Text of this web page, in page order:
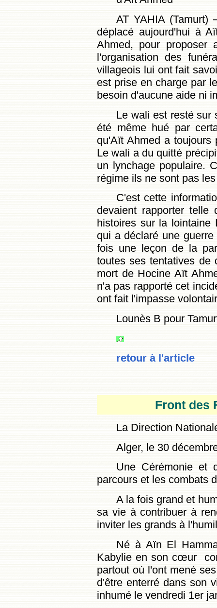
AT YAHIA
déplacé aujourd'hui à
Ahmed, pour proposer
l'organisation des
villageois lui ont fait
est prise en charge par
besoin d'aucune aide ni
Le wali est resté sur
été même hué par
qu'Aït Ahmed a toujours
Le wali a du quitté
un lynchage populaire.
régime ils ne sont pas
C'est cette
devaient rapporter
histoires sur la lointaine
qui a déclaré une
fois une leçon de la
toutes ses tentatives de
mort de Hocine Aït
n'a pas rapporté cet
ont fait l'impasse
Lounès B pour
retour à l'article
Front des
La Direction
Alger, le 30
Une Cérémonie et
parcours et les combats
A la fois grand et
sa vie à contribuer à
inviter les grands à
Né à Aïn El
Kabylie en son cœur
partout où l'ont mené
d'être enterré dans son
inhumé le vendredi 1er